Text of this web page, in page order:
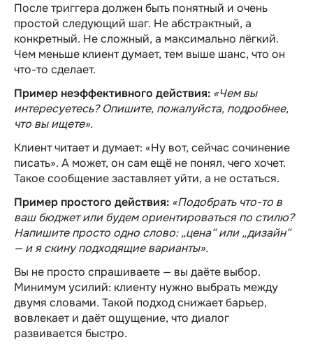
После триггера должен быть понятный и очень
простой следующий шаг. Не абстрактный, а
конкретный. Не сложный, а максимально лёгкий.
Чем меньше клиент думает, тем выше шанс, что он
что-то сделает.
Пример неэффективного действия: «Чем вы
интересуетесь? Опишите, пожалуйста, подробнее,
что вы ищете».
Клиент читает и думает: «Ну вот, сейчас сочинение
писать». А может, он сам ещё не понял, чего хочет.
Такое сообщение заставляет уйти, а не остаться.
Пример простого действия: «Подобрать что-то в
ваш бюджет или будем ориентироваться по стилю?
Напишите просто одно слово: „цена“ или „дизайн“
— и я скину подходящие варианты».
Вы не просто спрашиваете — вы даёте выбор.
Минимум усилий: клиенту нужно выбрать между
двумя словами. Такой подход снижает барьер,
вовлекает и даёт ощущение, что диалог
развивается быстро.